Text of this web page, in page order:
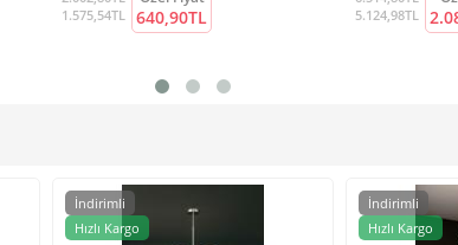
1.575,54TL 640,90TL
5.124,98TL
İndirimli
Hızlı Kargo
İndirimli
Hızlı Kargo